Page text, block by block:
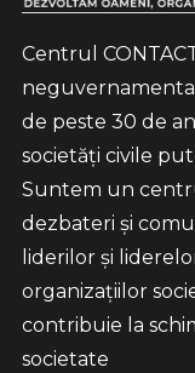
Centrul
de peste 30 de
societăți civile
Suntem un
dezbateri și
liderilor și
organizațiilor
contribuie la
societate